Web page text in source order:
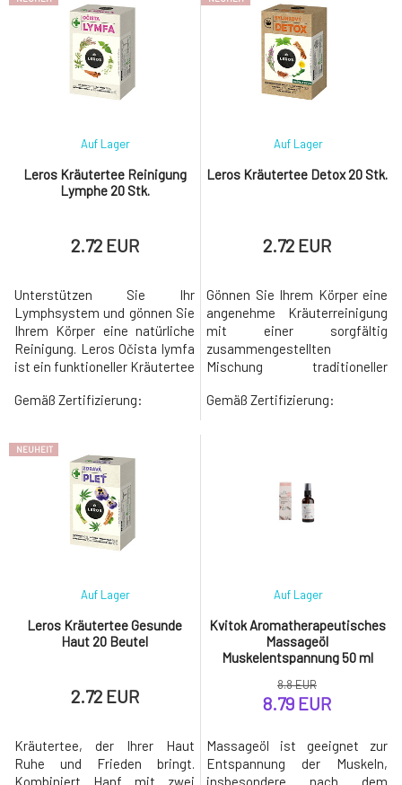
Leros Kräutertee Reinigung
Lymphe 20 Stk.
Auf Lager
2.72 EUR
Unterstützen Sie Ihr
Lymphsystem und gönnen Sie
Ihrem Körper eine natürliche
Reinigung. Leros Očista lymfa
ist ein funktioneller Kräutertee
Klettenlabkraut, Heidekraut
Wassers aus dem Organismus
unterstützt und die
natürlichen
Entgiftungsprozesse fördert.
Die Brennnessel träg
Gemäß Zertifizierung:
Leros Kräutertee Detox 20 Stk.
Auf Lager
2.72 EUR
Gönnen Sie Ihrem Körper eine
angenehme Kräuterreinigung
mit einer sorgfältig
zusammengestellten
Mischung traditioneller
kombiniert Löwenzahn,
eine richtige Verdauung sowie
die natürliche Abwehrkraft unt
Gemäß Zertifizierung:
NEUHEIT
Leros Kräutertee Gesunde
Haut 20 Beutel
Auf Lager
2.72 EUR
Kräutertee, der Ihrer Haut
Ruhe und Frieden bringt.
Kombiniert Hanf mit zwei
Kvitok Aromatherapeutisches
Massageöl
Muskelentspannung 50 ml
Auf Lager
8.8 EUR
8.79 EUR
Massageöl ist geeignet zur
Entspannung der Muskeln,
insbesondere nach dem